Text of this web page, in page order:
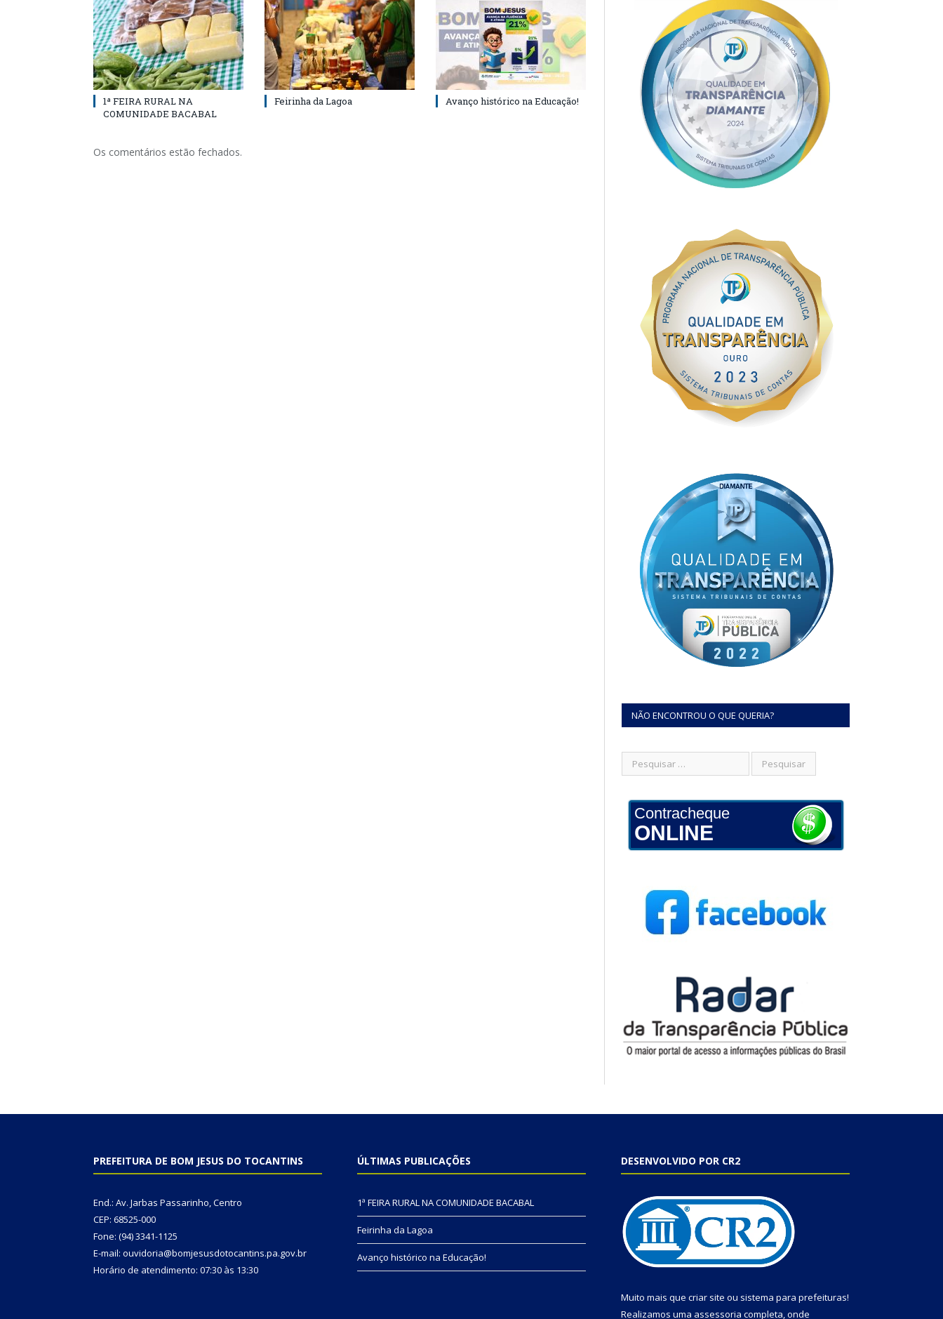
1ª FEIRA RURAL NA
COMUNIDADE BACABAL
Feirinha da Lagoa Avanço histórico na Educação!
Os comentários estão fechados.
NÃO ENCONTROU O QUE QUERIA?
Contracheque
ONLINE
PREFEITURA DE BOM JESUS DO TOCANTINS
End.: Av. Jarbas Passarinho, Centro
CEP: 68525-000
Fone: (94) 3341-1125
E-mail: ouvidoria@bomjesusdotocantins.pa.gov.br
Horário de atendimento: 07:30 às 13:30
ÚLTIMAS PUBLICAÇÕES
1ª FEIRA RURAL NA COMUNIDADE BACABAL
Feirinha da Lagoa
Avanço histórico na Educação!
DESENVOLVIDO POR CR2
Muito mais que criar site ou sistema para prefeituras!
Realizamos uma assessoria completa, onde